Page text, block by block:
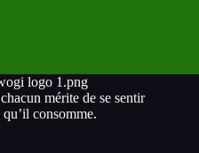
mérite de se sentir
consomme.